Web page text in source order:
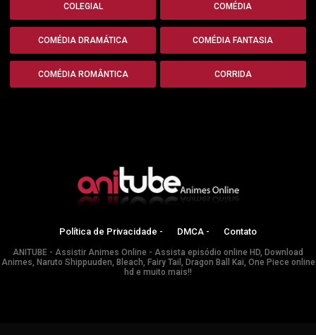
COLEGIAL COMÉDIA
COMÉDIA DRAMÁTICA COMÉDIA FANTASIA
COMÉDIA ROMÂNTICA CORRIDA
Política de Privacidade - DMCA - Contato
ANITUBE - Assistir Animes Online - Assista episódio online HD, Download
Animes, Naruto Shippuuden, Bleach, Fairy Tail, Dragon Ball Kai, One Piece online
hd e muito mais!!